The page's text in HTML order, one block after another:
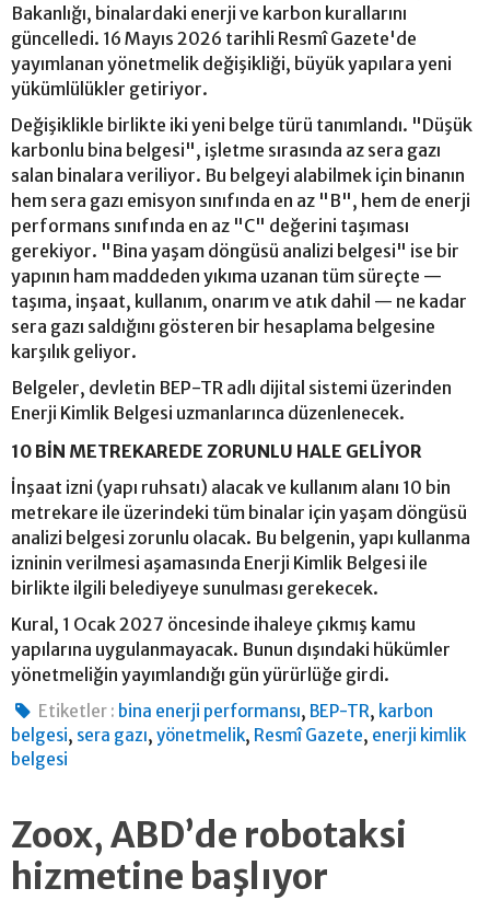
Bakanlığı, binalardaki enerji ve karbon kurallarını
güncelledi. 16 Mayıs 2026 tarihli Resmî Gazete'de
yayımlanan yönetmelik değişikliği, büyük yapılara yeni
yükümlülükler getiriyor.
Değişiklikle birlikte iki yeni belge türü tanımlandı. "Düşük
karbonlu bina belgesi", işletme sırasında az sera gazı
salan binalara veriliyor. Bu belgeyi alabilmek için binanın
hem sera gazı emisyon sınıfında en az "B", hem de enerji
performans sınıfında en az "C" değerini taşıması
gerekiyor. "Bina yaşam döngüsü analizi belgesi" ise bir
yapının ham maddeden yıkıma uzanan tüm süreçte —
taşıma, inşaat, kullanım, onarım ve atık dahil — ne kadar
sera gazı saldığını gösteren bir hesaplama belgesine
karşılık geliyor.
Belgeler, devletin BEP-TR adlı dijital sistemi üzerinden
Enerji Kimlik Belgesi uzmanlarınca düzenlenecek.
10 BİN METREKAREDE ZORUNLU HALE GELİYOR
İnşaat izni (yapı ruhsatı) alacak ve kullanım alanı 10 bin
metrekare ile üzerindeki tüm binalar için yaşam döngüsü
analizi belgesi zorunlu olacak. Bu belgenin, yapı kullanma
izninin verilmesi aşamasında Enerji Kimlik Belgesi ile
birlikte ilgili belediyeye sunulması gerekecek.
Kural, 1 Ocak 2027 öncesinde ihaleye çıkmış kamu
yapılarına uygulanmayacak. Bunun dışındaki hükümler
yönetmeliğin yayımlandığı gün yürürlüğe girdi.
Etiketler : bina enerji performansı, BEP-TR, karbon
belgesi, sera gazı, yönetmelik, Resmî Gazete, enerji kimlik
belgesi
Zoox, ABD’de robotaksi
hizmetine başlıyor